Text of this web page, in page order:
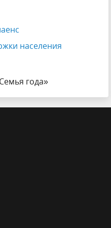
населения
года»